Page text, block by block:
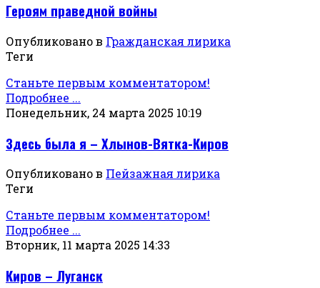
Героям праведной войны
Опубликовано в Гражданская лирика
Теги
Станьте первым комментатором!
Подробнее ...
Понедельник, 24 марта 2025 10:19
Здесь была я – Хлынов-Вятка-Киров
Опубликовано в Пейзажная лирика
Теги
Станьте первым комментатором!
Подробнее ...
Вторник, 11 марта 2025 14:33
Киров – Луганск